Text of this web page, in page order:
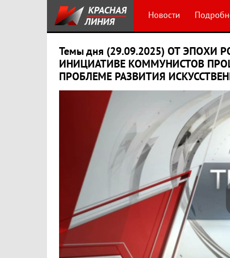
Новости
Темы дня (29.09.2025) ОТ ЭПОХИ
ИНИЦИАТИВЕ КОММУНИСТОВ
ПРОБЛЕМЕ РАЗВИТИЯ